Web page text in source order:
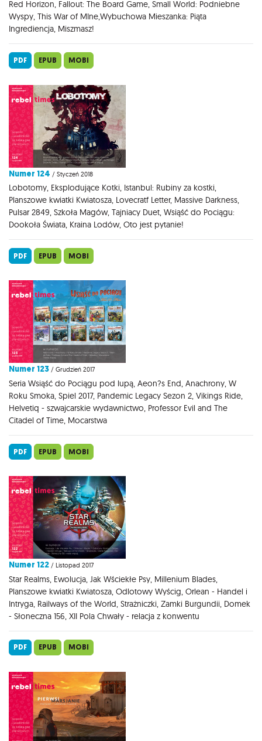
Red Horizon, Fallout: The Board Game, Small World: Podniebne
Wyspy, This War of MIne,Wybuchowa Mieszanka: Piąta
Ingrediencja, Miszmasz!
PDF EPUB MOBI
Numer 124 / Styczeń 2018
Lobotomy, Eksplodujące Kotki, Istanbul: Rubiny za kostki,
Planszowe kwiatki Kwiatosza, Lovecratf Letter, Massive Darkness,
Pulsar 2849, Szkoła Magów, Tajniacy Duet, Wsiąść do Pociągu:
Dookoła Świata, Kraina Lodów, Oto jest pytanie!
PDF EPUB MOBI
Numer 123 / Grudzień 2017
Seria Wsiąść do Pociągu pod lupą, Aeon?s End, Anachrony, W
Roku Smoka, Spiel 2017, Pandemic Legacy Sezon 2, Vikings Ride,
Helvetiq - szwajcarskie wydawnictwo, Professor Evil and The
Citadel of Time, Mocarstwa
PDF EPUB MOBI
Numer 122 / Listopad 2017
Star Realms, Ewolucja, Jak Wściekłe Psy, Millenium Blades,
Planszowe kwiatki Kwiatosza, Odlotowy Wyścig, Orlean - Handel i
Intryga, Railways of the World, Strażniczki, Zamki Burgundii, Domek
- Słoneczna 156, XII Pola Chwały - relacja z konwentu
PDF EPUB MOBI